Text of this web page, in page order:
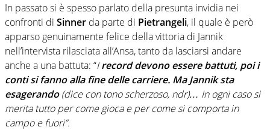
In passato si è spesso parlato della presunta invidia nei
confronti di Sinner da parte di Pietrangeli, il quale è però
apparso genuinamente felice della vittoria di Jannik
nell’intervista rilasciata all’Ansa, tanto da lasciarsi andare
anche a una battuta: “Irecord devono essere battuti, poi i
conti si fanno alla fine delle carriere. Ma Jannik sta
esagerando(dice con tono scherzoso, ndr)… In ogni caso si
merita tutto per come gioca e per come si comporta in
campo e fuori”.